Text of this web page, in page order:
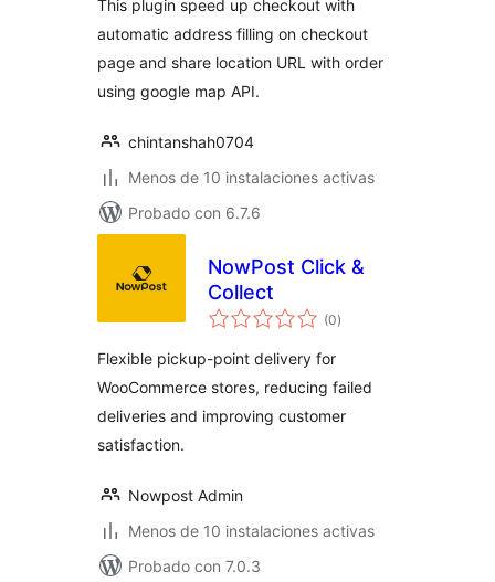
This plugin speed up checkout with
automatic address filling on checkout
page and share location URL with order
using google map API.
chintanshah0704
Menos de 10 instalaciones activas
Probado con 6.7.6
NowPost Click &
Collect
(0total
de
)
Flexible pickup-point delivery for
WooCommerce stores, reducing failed
deliveries and improving customer
satisfaction.
Nowpost Admin
Menos de 10 instalaciones activas
Probado con 7.0.3